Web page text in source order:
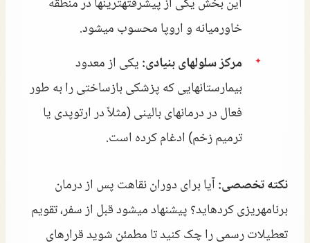
این بخش یکی از پیشرفتهترینها در منطقه
خاورمیانه و اروپا محسوب میشود.
مرکز سلولهای بنیادی:یکی از معدود
بیمارستانهایی که پزشکی بازساختی را به طور
فعال در درمانهای بالینی (مثلاً در ارتوپدی یا
ترمیم زخم) ادغام کرده است.
نکته تخصصی:آیا برای دوران نقاهت پس از درمان
برنامهریزی کردهاید؟ پیشنهاد میشود قبل از سفر، تقویم
تعطیلات رسمی را چک کنید تا مطمئن شوید قرارهای